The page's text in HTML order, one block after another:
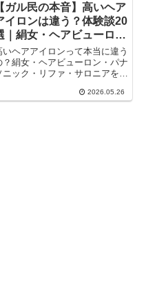
【ガル民の本音】高いヘア
イロンは違う？体験談20
｜絹女・ヘアビューロ
・パナソニック比較
いヘアアイロンって本当に違う
？絹女・ヘアビューロン・パナ
ニック・リファ・サロニアを毎
を厳選。プレートの滑り・温度
2026.05.26